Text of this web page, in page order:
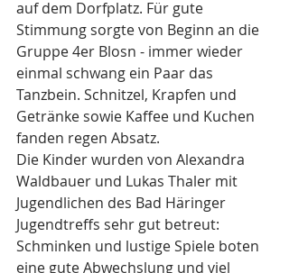
auf dem Dorfplatz. Für gute
Stimmung sorgte von Beginn an die
Gruppe 4er Blosn - immer wieder
einmal schwang ein Paar das
Tanzbein. Schnitzel, Krapfen und
Getränke sowie Kaffee und Kuchen
fanden regen Absatz.
Die Kinder wurden von Alexandra
Waldbauer und Lukas Thaler mit
Jugendlichen des Bad Häringer
Jugendtreffs sehr gut betreut:
Schminken und lustige Spiele boten
eine gute Abwechslung und viel